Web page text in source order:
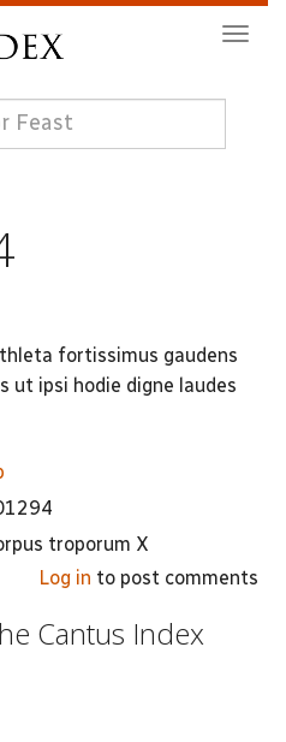
fortissimus gaudens
ut ipsi hodie digne laudes
troporum X
Log in to post comments
Cantus Index